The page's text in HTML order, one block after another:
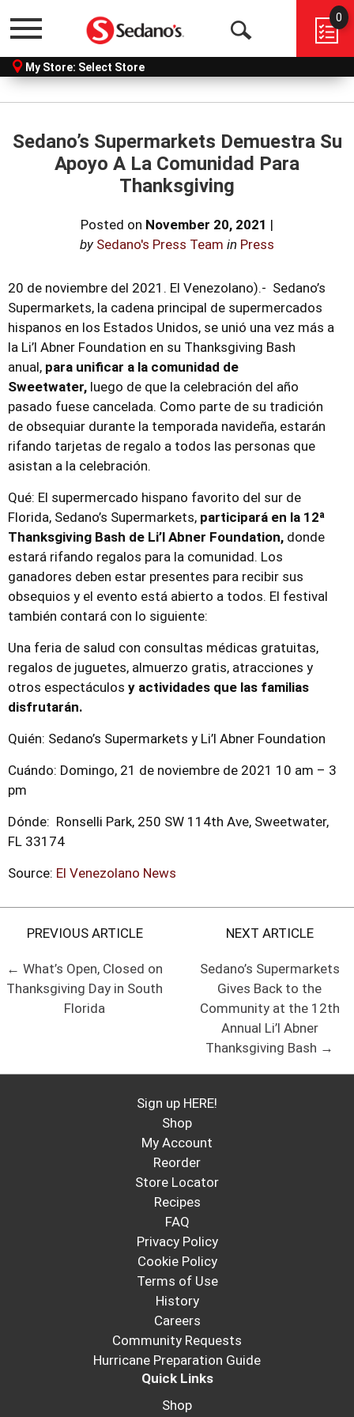
Menu
Open
Search
0
My Store: Select Store
Sedano’s Supermarkets Demuestra Su
Apoyo A La Comunidad Para
Thanksgiving
Posted on November 20, 2021 |
by Sedano's Press Team in Press
20 de noviembre del 2021. El Venezolano).- Sedano’s
Supermarkets, la cadena principal de supermercados
hispanos en los Estados Unidos, se unió una vez más a
la Li’l Abner Foundation en su Thanksgiving Bash
anual, para unificar a la comunidad de
Sweetwater, luego de que la celebración del año
pasado fuese cancelada. Como parte de su tradición
de obsequiar durante la temporada navideña, estarán
rifando tarjetas de regalo a todos las personas que
asistan a la celebración.
Qué: El supermercado hispano favorito del sur de
Florida, Sedano’s Supermarkets, participará en la 12ª
Thanksgiving Bash de Li’l Abner Foundation, donde
estará rifando regalos para la comunidad. Los
ganadores deben estar presentes para recibir sus
obsequios y el evento está abierto a todos. El festival
también contará con lo siguiente:
Una feria de salud con consultas médicas gratuitas,
regalos de juguetes, almuerzo gratis, atracciones y
otros espectáculos y actividades que las familias
disfrutarán.
Quién: Sedano’s Supermarkets y Li’l Abner Foundation
Cuándo: Domingo, 21 de noviembre de 2021 10 am – 3
pm
Dónde: Ronselli Park, 250 SW 114th Ave, Sweetwater,
FL 33174
Source: El Venezolano News
PREVIOUS ARTICLE
← What’s Open, Closed on
Thanksgiving Day in South
Florida
NEXT ARTICLE
Sedano’s Supermarkets
Gives Back to the
Community at the 12th
Annual Li’l Abner
Thanksgiving Bash →
Sign up HERE!
Shop
My Account
Reorder
Store Locator
Recipes
FAQ
Privacy Policy
Cookie Policy
Terms of Use
History
Careers
Community Requests
Hurricane Preparation Guide
Quick Links
Shop